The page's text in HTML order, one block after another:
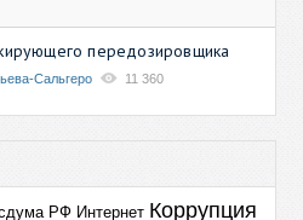
передозировщика
Сальгеро 11 360
РФ Интернет Коррупция